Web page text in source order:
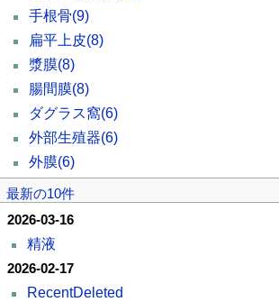
手根骨(9)
扁平上皮(8)
漿膜(8)
腸間膜(8)
ダグラス窩(6)
外部生殖器(6)
外膜(6)
最新の10件
2026-03-16
精液
2026-02-17
RecentDeleted